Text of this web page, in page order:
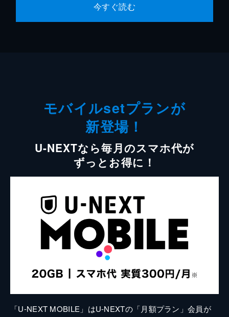
今すぐ読む
モバイルsetプランが
新登場！
U-NEXTなら毎月のスマホ代が
ずっとお得に！
「U-NEXT MOBILE」はU-NEXTの「月額プラン」会員が